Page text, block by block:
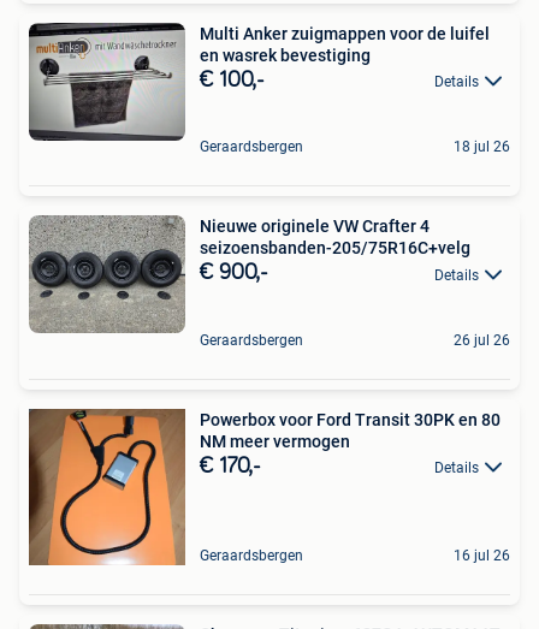
Multi Anker zuigmappen voor de luifel
en wasrek bevestiging
€ 100,- Details
Geraardsbergen 18 jul 26
Nieuwe originele VW Crafter 4
seizoensbanden-205/75R16C+velg
€ 900,- Details
Geraardsbergen 26 jul 26
Powerbox voor Ford Transit 30PK en 80
NM meer vermogen
€ 170,- Details
Geraardsbergen 16 jul 26